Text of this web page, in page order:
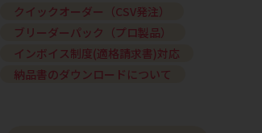
クイックオーダー（CSV発注）
ブリーダーパック（プロ製品）
インボイス制度(適格請求書)対応
納品書のダウンロードについて